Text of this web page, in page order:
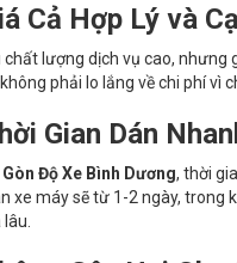
Cả Hợp Lý và
chất lượng dịch vụ cao, nhưng
không phải lo lắng về chi phí vì
Gian Dán
Độ Xe Bình Dương, thời
xe máy sẽ từ 1-2 ngày, trong